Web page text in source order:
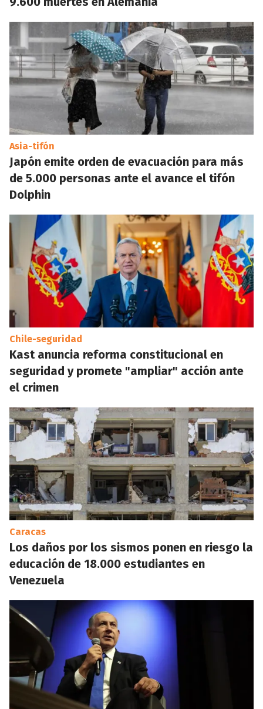
Asia-tifón
Japón emite orden de evacuación para más
de 5.000 personas ante el avance el tifón
Dolphin
Chile-seguridad
Kast anuncia reforma constitucional en
seguridad y promete "ampliar" acción ante
el crimen
Caracas
Los daños por los sismos ponen en riesgo la
educación de 18.000 estudiantes en
Venezuela